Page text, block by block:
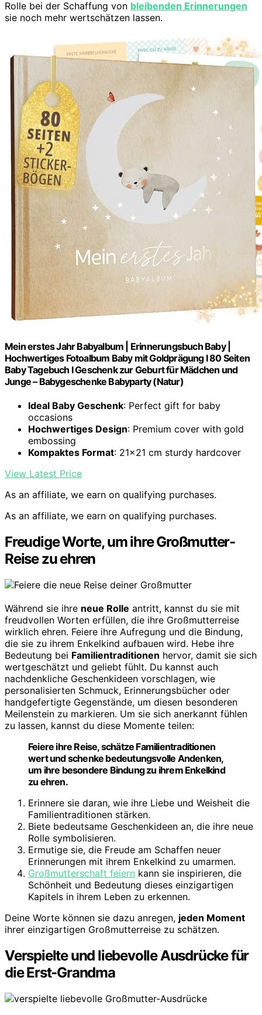
Rolle bei der Schaffung von bleibenden Erinnerungen
sie noch mehr wertschätzen lassen.
Mein erstes Jahr Babyalbum | Erinnerungsbuch Baby |
Hochwertiges Fotoalbum Baby mit Goldprägung I 80 Seiten
Baby Tagebuch I Geschenk zur Geburt für Mädchen und
Junge – Babygeschenke Babyparty (Natur)
Ideal Baby Geschenk: Perfect gift for baby
occasions
Hochwertiges Design: Premium cover with gold
embossing
Kompaktes Format: 21×21 cm sturdy hardcover
View Latest Price
As an affiliate, we earn on qualifying purchases.
As an affiliate, we earn on qualifying purchases.
Freudige Worte, um ihre Großmutter-
Reise zu ehren
Während sie ihre neue Rolle antritt, kannst du sie mit
freudvollen Worten erfüllen, die ihre Großmutterreise
wirklich ehren. Feiere ihre Aufregung und die Bindung,
die sie zu ihrem Enkelkind aufbauen wird. Hebe ihre
Bedeutung bei Familientraditionen hervor, damit sie sich
wertgeschätzt und geliebt fühlt. Du kannst auch
nachdenkliche Geschenkideen vorschlagen, wie
personalisierten Schmuck, Erinnerungsbücher oder
handgefertigte Gegenstände, um diesen besonderen
Meilenstein zu markieren. Um sie sich anerkannt fühlen
zu lassen, kannst du diese Momente teilen:
Feiere ihre Reise, schätze Familientraditionen
wert und schenke bedeutungsvolle Andenken,
um ihre besondere Bindung zu ihrem Enkelkind
zu ehren.
Erinnere sie daran, wie ihre Liebe und Weisheit die
Familientraditionen stärken.
Biete bedeutsame Geschenkideen an, die ihre neue
Rolle symbolisieren.
Ermutige sie, die Freude am Schaffen neuer
Erinnerungen mit ihrem Enkelkind zu umarmen.
Großmutterschaft feiern kann sie inspirieren, die
Schönheit und Bedeutung dieses einzigartigen
Kapitels in ihrem Leben zu erkennen.
Deine Worte können sie dazu anregen, jeden Moment
ihrer einzigartigen Großmutterreise zu schätzen.
Verspielte und liebevolle Ausdrücke für
die Erst-Grandma